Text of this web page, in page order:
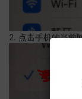
2. 点击手机的当前